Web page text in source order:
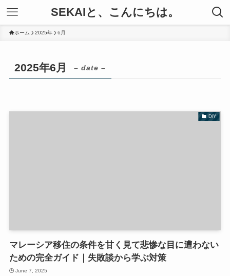
SEKAIと、こんにちは。
ホーム 2025年 6月
2025年6月 – date –
DIY
マレーシア移住の条件を甘く見て悲惨な目に遭わない
ための完全ガイド｜失敗談から学ぶ対策
June 7, 2025